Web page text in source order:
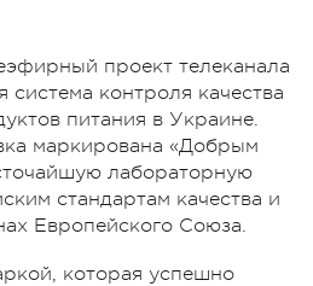
проект телеканала
система контроля качества
питания в Украине.
маркирована «Добрым
лабораторную
стандартам качества и
Европейского Союза.
которая успешно